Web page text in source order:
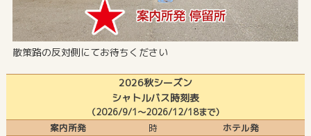
散策路の反対側にてお待ちください
2026秋シーズン
シャトルバス時刻表
（2026/9/1～2026/12/18まで）
案内所発 時
ホテル発